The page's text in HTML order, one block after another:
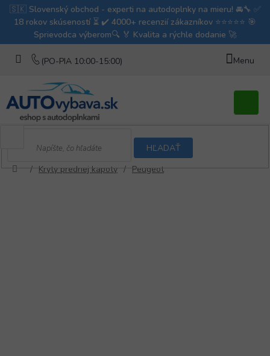
HĽADAŤ
košík
Domov
/ Kryty prednej kapoty / Peugeot